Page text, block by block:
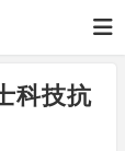
科技抗